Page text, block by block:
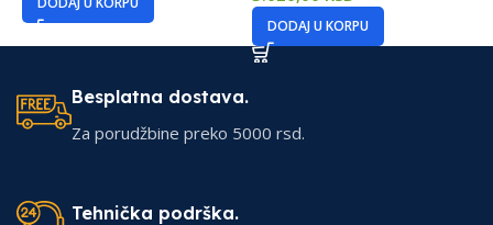
DODAJ U KORPU
Besplatna dostava.
Za porudžbine preko 5000 rsd.
Tehnička podrška.